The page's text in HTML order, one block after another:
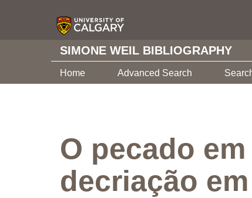
SIMONE WEIL BIBLIOGRAPHY
Home Advanced Search
O pecado
decriação